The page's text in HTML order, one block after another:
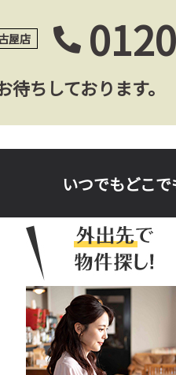
屋店
ちしております。
いつでもどこ